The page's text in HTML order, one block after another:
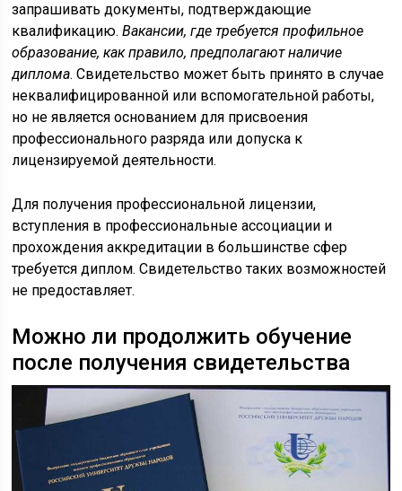
запрашивать документы, подтверждающие
квалификацию.Вакансии, где требуется профильное
образование, как правило, предполагают наличие
диплома. Свидетельство может быть принято в случае
неквалифицированной или вспомогательной работы,
но не является основанием для присвоения
профессионального разряда или допуска к
лицензируемой деятельности.
Для получения профессиональной лицензии,
вступления в профессиональные ассоциации и
прохождения аккредитации в большинстве сфер
требуется диплом. Свидетельство таких возможностей
не предоставляет.
Можно ли продолжить обучение
после получения свидетельства